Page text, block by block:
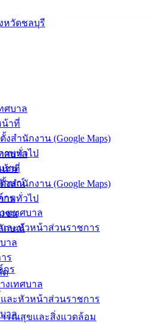
ศบาล
น้าที่
สำนักงาน (Google Maps)
พทั่วไป
ชน
กษณ์
กร
งเทศบาล
ละหัวหน้าส่วนราชการ
าล
ร
ด
รณสุขและสิ่งแวดล้อม
ศบาล
น้าที่
สำนักงาน (Google Maps)
พทั่วไป
ชน
กษณ์
กร
งเทศบาล
ละหัวหน้าส่วนราชการ
าล
สริมสุขภาพ มุ่งสู่สังคมสูงอายุอย่างมี
ลา ส่งเสริมสุขภาพ มุ่งสู่
มีคุณภาพ
ษภาคม 28, 2026
ายวินัย พ้นภัยพาล นายกเทศมนตรี
นพิธีเปิด “โครงการส่งเสริมสุขภาพ
ณ 2569” ณ อาคารอเนกประสงค์
างศิลา) โดยมี จ่าสิบเอก ปรีชา เวียง
างศิลา เป็นผู้กล่าวรายงาน
อมด้วยคณะผู้บริหาร สมาชิกสภา
ชการ ร่วมเป็นเกียรติในพิธีเปิดอย่าง